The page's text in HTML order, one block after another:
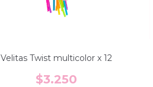
Velitas Twist multicolor x 12
$3.250